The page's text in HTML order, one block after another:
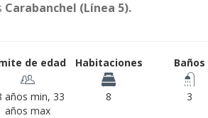
Carabanchel (Línea 5).
de edad
años min, 33
años max
Habitaciones
8
Baños
3